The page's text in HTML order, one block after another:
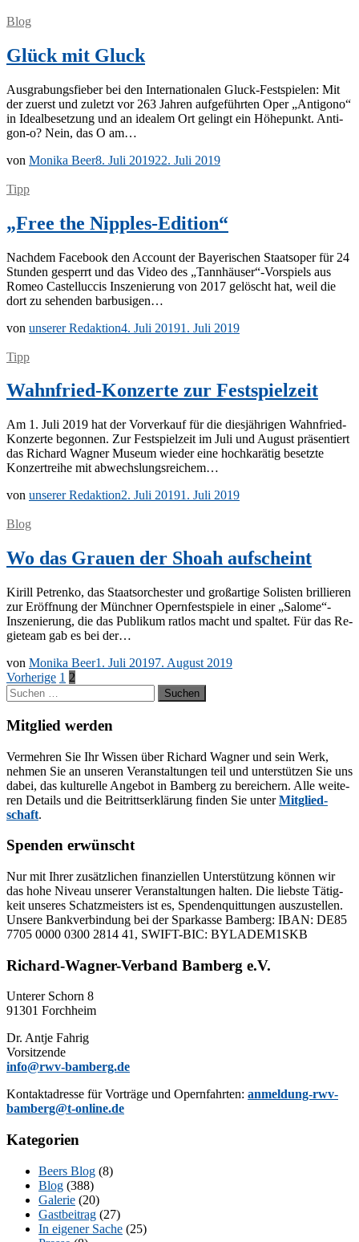
Blog
Glück mit Gluck
Aus­gra­bungs­fie­ber bei den In­ter­na­tio­na­len Gluck-Fes­t­­spie­­len: Mit
der zu­erst und zu­letzt vor 263 Jah­ren auf­ge­führ­ten Oper „An­ti­go­no“
in Ide­al­be­set­zung und an idea­lem Ort ge­lingt ein Hö­he­punkt. An­­ti­­
gon-o? Nein, das O am…
von Monika Beer8. Juli 201922. Juli 2019
Tipp
„Free the Nipples-Edition“
Nach­dem Face­book den Ac­count der Baye­ri­schen Staats­oper für 24
Stun­den ge­sperrt und das Vi­deo des „Tannhäuser“-Vorspiels aus
Ro­meo Cas­tel­luc­cis In­sze­nie­rung von 2017 ge­löscht hat, weil die
dort zu se­hen­den barbusigen…
von unserer Redaktion4. Juli 20191. Juli 2019
Tipp
Wahnfried-Konzerte zur Festspielzeit
Am 1. Juli 2019 hat der Vor­ver­kauf für die dies­jäh­ri­gen Wahn­­fried-
Kon­­­zer­­te be­gon­nen. Zur Fest­spiel­zeit im Juli und Au­gust prä­sen­tiert
das Ri­chard Wag­ner Mu­se­um wie­der eine hoch­ka­rä­tig be­setz­te
Kon­zert­rei­he mit abwechslungsreichem…
von unserer Redaktion2. Juli 20191. Juli 2019
Blog
Wo das Grauen der Shoah aufscheint
Ki­rill Pe­tren­ko, das Staats­or­ches­ter und groß­ar­ti­ge So­lis­ten bril­lie­ren
zur Er­öff­nung der Münch­ner Opern­fest­spie­le in ei­ner „Salome“-
Inszenierung, die das Pu­bli­kum rat­los macht und spal­tet. Für das Re­
gie­team gab es bei der…
von Monika Beer1. Juli 20197. August 2019
Seitennummerierung
der
Beiträge
Vorherige 1 2
Suchen
nach:
Mitglied werden
Ver­meh­ren Sie Ihr Wis­sen über Ri­chard Wag­ner und sein Werk,
neh­men Sie an un­se­ren Ver­an­stal­tun­gen teil und un­ter­stüt­zen Sie uns
da­bei, das kul­tu­rel­le An­ge­bot in Bam­berg zu be­rei­chern. Alle wei­te­
ren De­tails und die Bei­tritts­er­klä­rung fin­den Sie un­terMit­glied­
schaft.
Spenden erwünscht
Nur mit Ih­rer zu­sätz­li­chen fi­nan­zi­el­len Un­ter­stüt­zung kön­nen wir
das hohe Ni­veau un­se­rer Ver­an­stal­tun­gen hal­ten. Die liebs­te Tä­tig­
keit un­se­res Schatz­meis­ters ist es, Spen­den­quit­tun­gen aus­zu­stel­len.
Un­se­re Bank­ver­bin­dung bei der Spar­kas­se Bam­berg: IBAN: DE85
7705 0000 0300 2814 41, SWIFT-BIC: BYLADEM1SKB
Richard-Wagner-Verband Bamberg e.V.
Un­te­rer Schorn 8
91301 Forchheim
Dr. Ant­je Fahrig
Vorsitzende
info@rwv-bamberg.de
Kon­takt­adres­se für Vor­trä­ge und Opern­fahr­ten: anmeldung-rwv-
bamberg@t-online.de
Kategorien
Beers Blog (8)
Blog (388)
Galerie (20)
Gastbeitrag (27)
In eigener Sache (25)